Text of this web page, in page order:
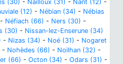
(30) - Nailloux (31) - Nant (12) -
(12) - Nébian (34) - Nébias
- Néfiach (66) - Ners (30) -
(30) - Nissan-lez-Enserune (34)
- Nizas (34) - Noé (31) - Nogaret
- Nohèdes (66) - Noilhan (32) -
(66) - Octon (34) - Odars (31) -